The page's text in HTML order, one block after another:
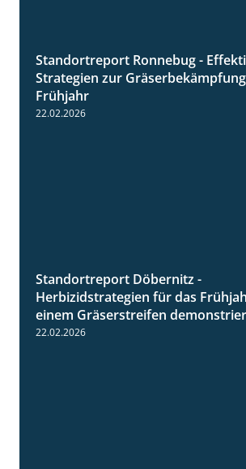
Standortreport Ronnebug -
Strategien zur
Frühjahr
22.02.2026
Standortreport Döbernitz -
Herbizidstrategien für das
einem Gräserstreifen
22.02.2026